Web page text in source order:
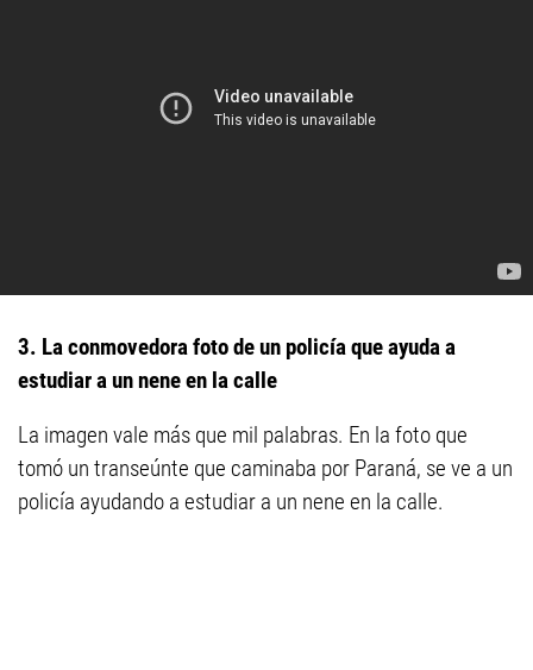
3. La conmovedora foto de un policía que ayuda a
estudiar a un nene en la calle
La imagen vale más que mil palabras. En la foto que
tomó un transeúnte que caminaba por Paraná, se ve a un
policía ayudando a estudiar a un nene en la calle.